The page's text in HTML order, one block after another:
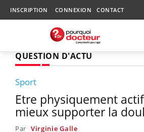
INSCRIPTION CONNEXION CONTACT
QUESTION D'ACTU
Sport
Etre physiquement
mieux supporter la
Par Virginie Galle